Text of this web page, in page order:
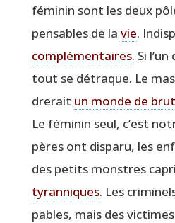
fémi­nin sont les deux
pen­sables de la vie.
com­plé­men­taires. Si
tout se détraque. Le
dre­rait un monde de
Le fémi­nin seul, c’est
pères ont dis­pa­ru, les
des petits monstres
tyran­niques. Les
pables, mais des